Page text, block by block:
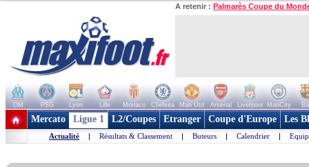
A retenir : Palmarès Coupe du
OM PSG Lyon Lille Monaco Chelsea Man Utd Arsenal Liverpool ManCity
+ de clubs
Mercato Ligue 1 L2/Coupes Etranger Coupe d'Europe Les
Actualité | Résultats & Classement | Buteurs | Calendrier |